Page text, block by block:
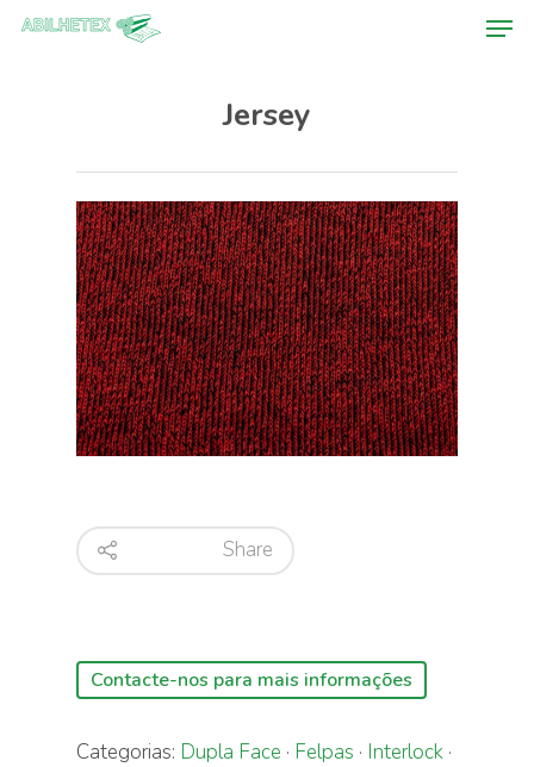
Jersey
Share
Contacte-nos para mais informações
Categorias: Dupla Face · Felpas · Interlock ·